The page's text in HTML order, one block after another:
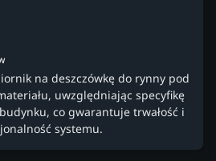
na deszczówkę do rynny pod
uwzględniając specyfikę
co gwarantuje trwałość i
systemu.